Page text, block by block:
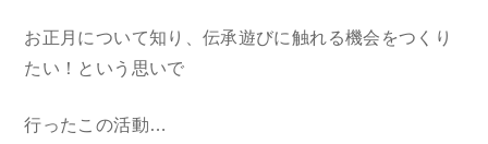
お正月について知り、伝承遊びに触れる機会をつくり
たい！という思いで
行ったこの活動…